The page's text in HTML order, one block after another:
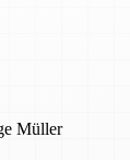
Müller